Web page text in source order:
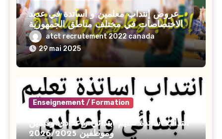
عروض إنتداب معلمين و أساتدة في عديد
الاختصاصات في مختلف مناطق الجمهورية
2025-2026
atct recrutement 2022 canada
29 mai 2025
Enseignement / Formation
انتداب أساتذة تعليم ابتدائي وإعدادي وقيمين
وموظفين 2026/2025